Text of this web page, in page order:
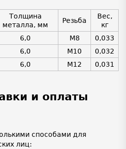
Толщина
металла, мм
Резьба
Вес,
кг
6,0 М8
0,033
6,0 М10
0,032
6,0 M12 0,031
и оплаты
способами для
лиц: